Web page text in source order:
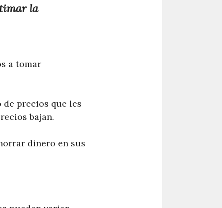
la
a tomar
precios que les
bajan.
dinero en sus